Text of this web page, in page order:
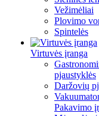
Vežimėliai
Plovimo
Spintelės
Virtuvės įranga
pjaustyklės
Daržovių
Pakavimo